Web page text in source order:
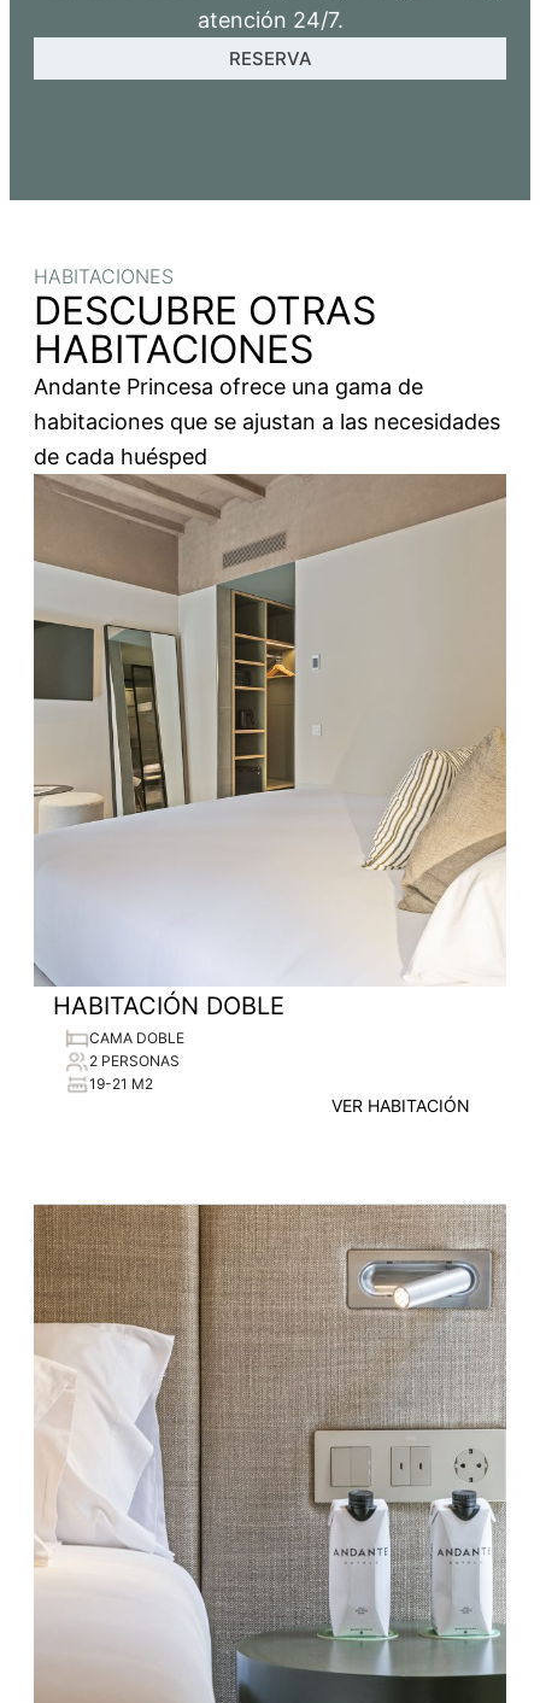
atención 24/7.
RESERVA
HABITACIONES
DESCUBRE OTRAS
HABITACIONES
Andante Princesa ofrece una gama de
habitaciones que se ajustan a las necesidades
de cada huésped
HABITACIÓN DOBLE
CAMA DOBLE
2 PERSONAS
19-21 M2
VER HABITACIÓN